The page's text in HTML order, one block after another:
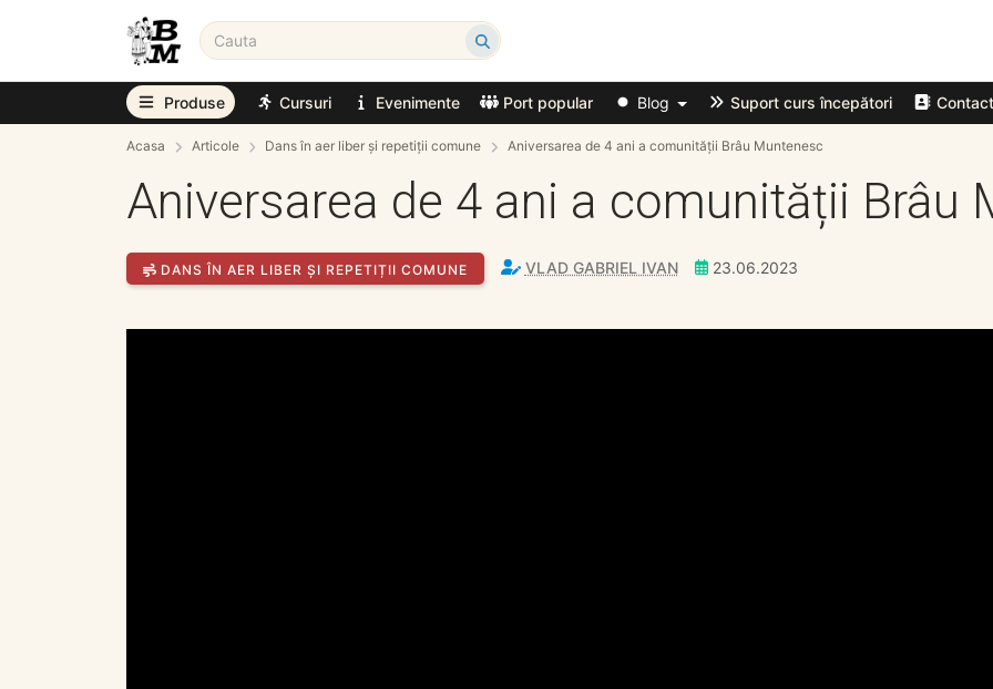
Produse Cursuri Evenimente Port popular Blog Suport curs începători Contact
Acasa Articole Dans în aer liber și repetiții comune Aniversarea de 4 ani a comunității Brâu Muntenesc
Aniversarea de 4 ani a comunității Brâu
DANS ÎN AER LIBER ȘI REPETIȚII COMUNE VLAD GABRIEL IVAN 23.06.2023